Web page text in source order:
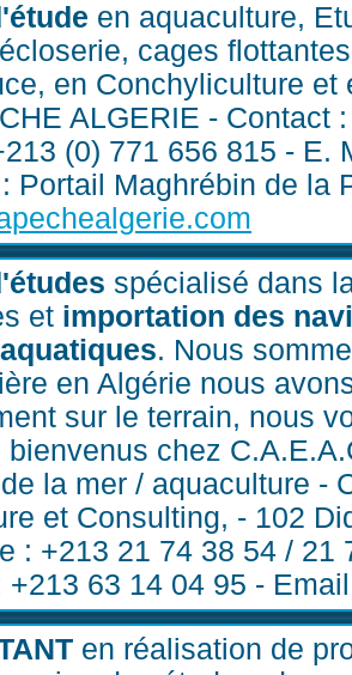
en aquaculture,
cages
en Conchyliculture
ALGERIE - Contact
(0) 771 656 815 - E.
Portail Maghrébin de la
spécialisé dans
et importation des
. Nous
en Algérie nous
sur le terrain, nous
chez
la mer / aquaculture -
et Consulting, - 102
: +213 21 74 38 54 /
+213 63 14 04 95 -
en réalisation de